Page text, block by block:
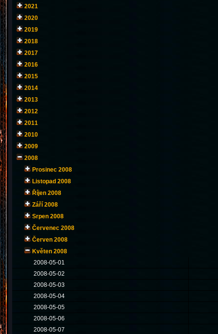
2021
2020
2019
2018
2017
2016
2015
2014
2013
2012
2011
2010
2009
2008
Prosinec 2008
Listopad 2008
Říjen 2008
Září 2008
Srpen 2008
Červenec 2008
Červen 2008
Květen 2008
2008-05-01
2008-05-02
2008-05-03
2008-05-04
2008-05-05
2008-05-06
2008-05-07